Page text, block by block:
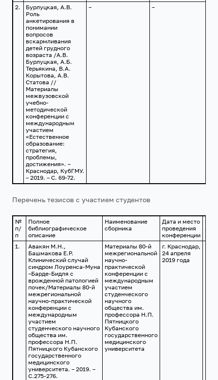
2.
Бурлуцкая, А.В.
Роль
анкетирования в
понимании
вопросов
вскармливания
детей грудного
возраста /А.В.
Бурлуцкая, А.Б.
Терьякина, В.А.
Корытова, А.В.
Статова //
Материалы
межвузовской
учебно-
методической
конференции с
международным
участием
«Естественное
образование:
стратегия,
проблемы,
достижения». –
Краснодар, КубГМУ.
– 2019. – С. 69-72.
– –
Перечень тезисов с участием студентов
№
п/
п
Полное
библиографическое
описание
Наименование
сборника
Дата и место
проведения
конференции
1.
Авакян М.Н.,
Башмакова Е.Р.
Клинический случай
синдром Лоуренса-Муна
–Барде-Бидля с
врожденной патологией
почек/Материалы 80-й
межрегиональной
научно-практической
конференции с
международным
участием
студенческого научного
общества им.
профессора Н.П.
Пятницкого Кубанского
государственного
медицинского
университета. – 2019. –
С.275-276.
Материалы 80-й
межрегиональной
научно-
практической
конференции с
международным
участием
студенческого
научного
общества им.
профессора Н.П.
Пятницкого
Кубанского
государственного
медицинского
университета
г. Краснодар,
24 апреля
2019 года